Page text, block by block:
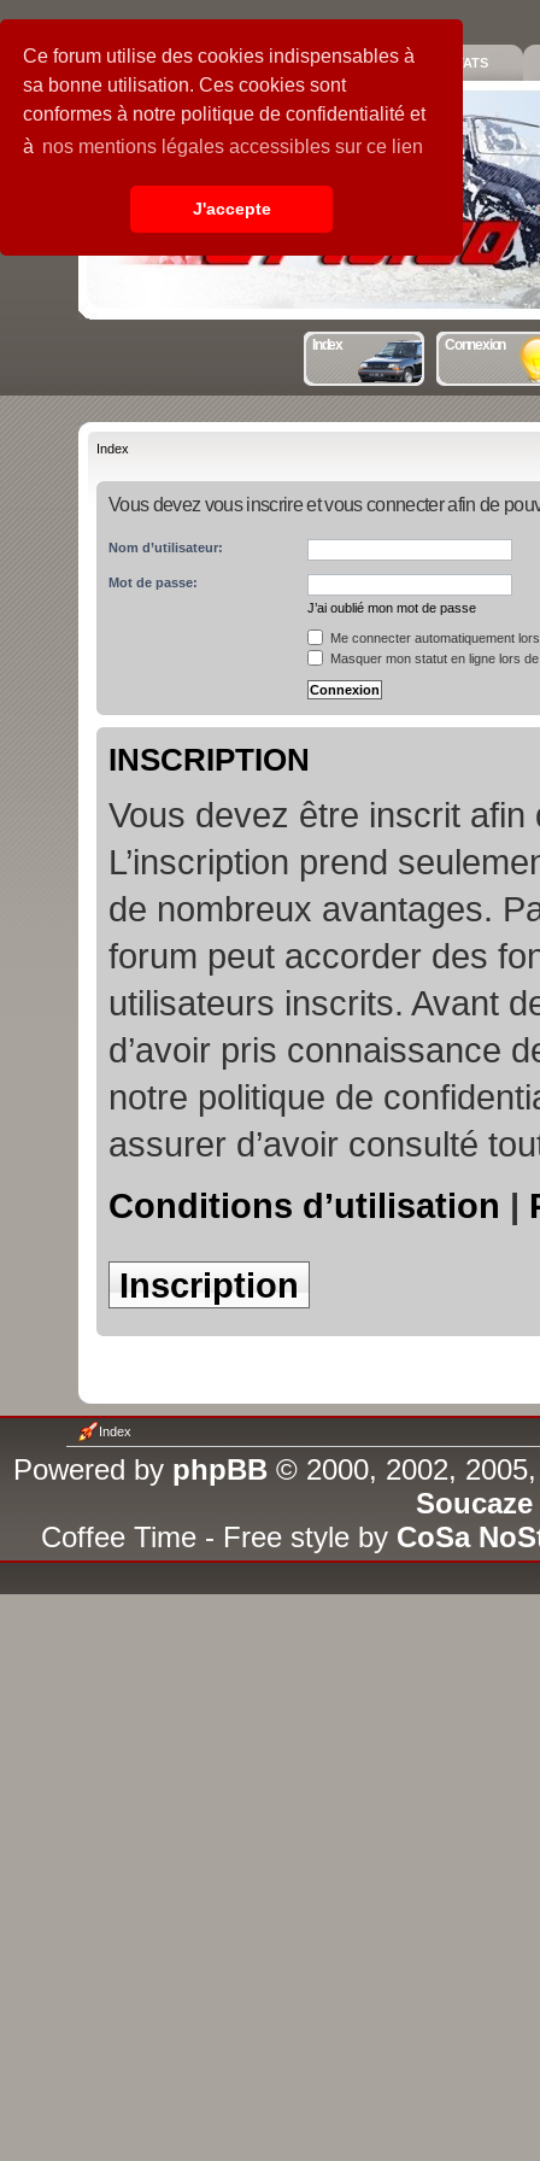
Ce forum utilise des cookies indispensables à
sa bonne utilisation. Ces cookies sont
conformes à notre politique de confidentialité et
à nos mentions légales accessibles sur ce lien
J'accepte
PIECES GALERIE GUIDE STATS
Index Connexion
Index
Vous devez vous inscrire et vous connecter afin de
Nom d’utilisateur:
Mot de passe:
J’ai oublié mon mot de passe
Me connecter automatiquement
Masquer mon statut en ligne lors
INSCRIPTION
Vous devez être inscrit
L’inscription prend
de nombreux avantages.
forum peut accorder des
utilisateurs inscrits. Avant
d’avoir pris connaissance
notre politique de
assurer d’avoir consulté
Conditions d’utilisation |
Inscription
Index
Powered by phpBB© 2000, 2002,
Soucaze
Coffee Time - Free style by CoSa